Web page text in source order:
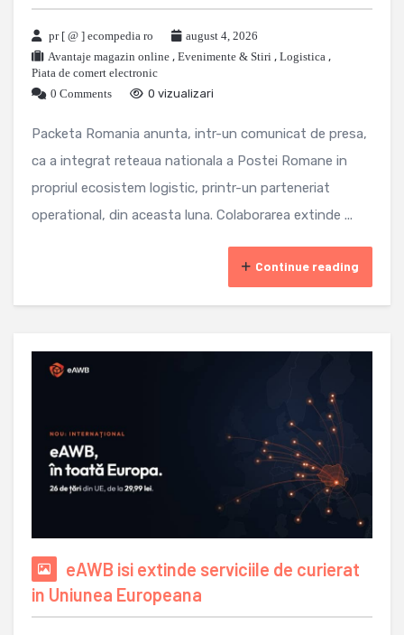
pr [ @ ] ecompedia ro
august 4, 2026
Avantaje magazin online , Evenimente & Stiri , Logistica ,
Piata de comert electronic
0 Comments
0 vizualizari
Packeta Romania anunta, intr-un comunicat de presa,
ca a integrat reteaua nationala a Postei Romane in
propriul ecosistem logistic, printr-un parteneriat
operational, din aceasta luna. Colaborarea extinde ...
Continue reading
eAWB isi extinde serviciile de curierat
in Uniunea Europeana